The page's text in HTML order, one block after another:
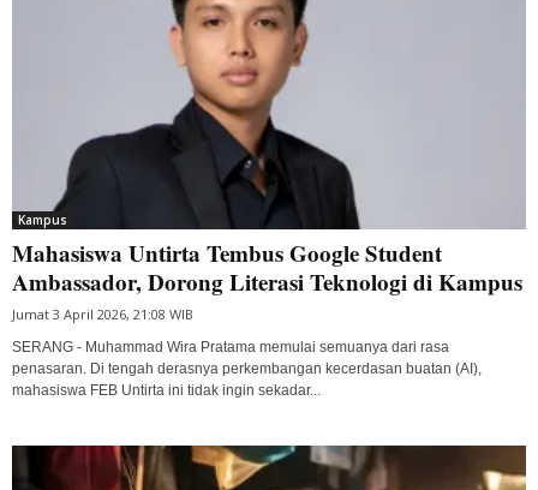
Kampus
Mahasiswa Untirta Tembus Google Student
Ambassador, Dorong Literasi Teknologi di Kampus
Jumat 3 April 2026, 21:08 WIB
SERANG - Muhammad Wira Pratama memulai semuanya dari rasa
penasaran. Di tengah derasnya perkembangan kecerdasan buatan (AI),
mahasiswa FEB Untirta ini tidak ingin sekadar...